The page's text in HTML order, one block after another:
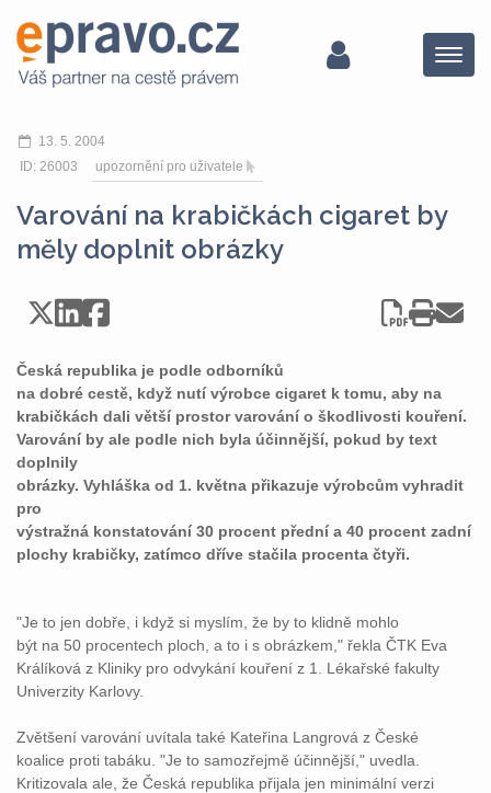
Menu
13. 5. 2004
ID: 26003
upozornění pro uživatele
Varování na krabičkách cigaret by
měly doplnit obrázky
Česká republika je podle odborníků
na dobré cestě, když nutí výrobce cigaret k tomu, aby na
krabičkách dali větší prostor varování o škodlivosti kouření.
Varování by ale podle nich byla účinnější, pokud by text
doplnily
obrázky. Vyhláška od 1. května přikazuje výrobcům vyhradit
pro
výstražná konstatování 30 procent přední a 40 procent zadní
plochy krabičky, zatímco dříve stačila procenta čtyři.
"Je to jen dobře, i když si myslím, že by to klidně mohlo
být na 50 procentech ploch, a to i s obrázkem," řekla ČTK Eva
Králíková z Kliniky pro odvykání kouření z 1. Lékařské fakulty
Univerzity Karlovy.
Zvětšení varování uvítala také Kateřina Langrová z České
koalice proti tabáku. "Je to samozřejmě účinnější," uvedla.
Kritizovala ale, že Česká republika přijala jen minimální verzi